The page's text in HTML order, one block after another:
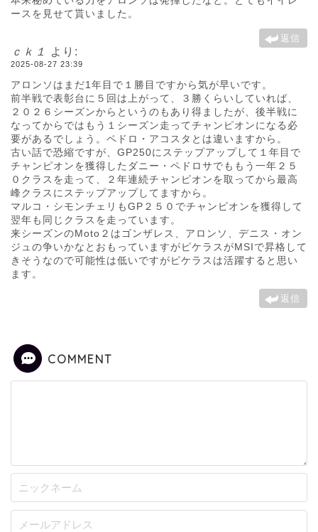
ースを見せて貰いました。
返信
ｃｋ１ より:
2025-08-27 23:39
アロンソはまだ1年目で１勝目ですから気が早いです。
前半戦で表彰台に５回は上がって、３勝くらいしていれば、
２０２６シーズンからというのもあり得ましたが、後半戦に
なってからではもう１シーズン走ってチャンピオンになる必
要があるでしょう。ペドロ・アコスタとは違いますから。
古い話で恐縮ですが、GP250にステップアップして１年目で
チャンピオンを獲得したダニー・ペドロサでももう一年２５
０クラスを走って、２年連続チャンピオンを取ってから最高
峰クラスにステップアップしてますから。
マルコ・シモンチェリもGP２５０でチャンピオンを獲得して
翌年も同じクラスを走っています。
来シーズンのMoto２はゴンザレス、アロンソ、デニス・オン
ジュの争いかなとおもっていますがピケラスがMSIで昇格して
きそうなので可能性は低いですがピケラスは活躍すると思い
ます。
返信
COMMENT